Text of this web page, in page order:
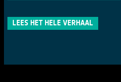
LEES HET HELE VERHAAL